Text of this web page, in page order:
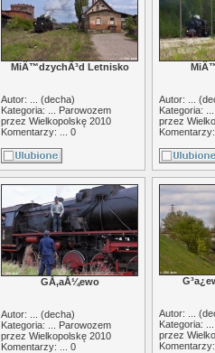
MiÄ™dzychÃ³d Letnisko
Autor: ... (decha)
Kategoria: ... Parowozem
przez Wielkopolskę 2010
Komentarzy: ... 0
Autor: ... (
Kategoria:
przez
GÅ‚aÅ¼ewo
Autor: ... (decha)
Kategoria: ... Parowozem
przez Wielkopolskę 2010
Komentarzy: ... 0
Autor: ... (
Kategoria:
przez